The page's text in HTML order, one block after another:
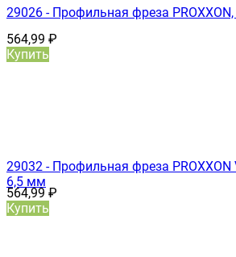
29026 - Профильная фреза
564,99 ₽
Купить
29032 - Профильная фреза
6,5 мм
564,99₽
Купить